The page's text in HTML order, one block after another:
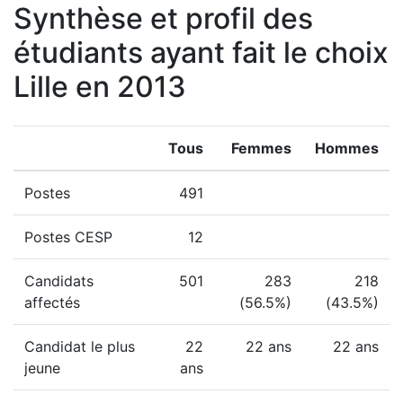
Synthèse et profil des
étudiants ayant fait le choix
Lille en 2013
Tous Femmes Hommes
Postes 491
Postes CESP 12
Candidats
affectés
501
283
(56.5%)
218
(43.5%)
Candidat le plus
jeune
22
ans
22 ans 22 ans